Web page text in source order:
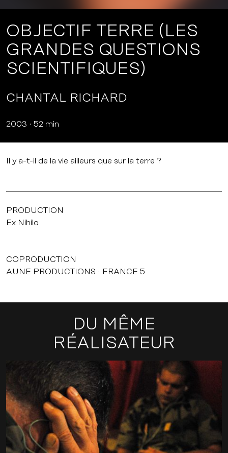
OBJECTIF TERRE (LES
GRANDES QUESTIONS
SCIENTIFIQUES)
CHANTAL RICHARD
2003 52 min
Il y a-t-il de la vie ailleurs que sur la terre ?
PRODUCTION
Ex Nihilo
COPRODUCTION
AUNE PRODUCTIONS
FRANCE 5
DU MÊME
RÉALISATEUR